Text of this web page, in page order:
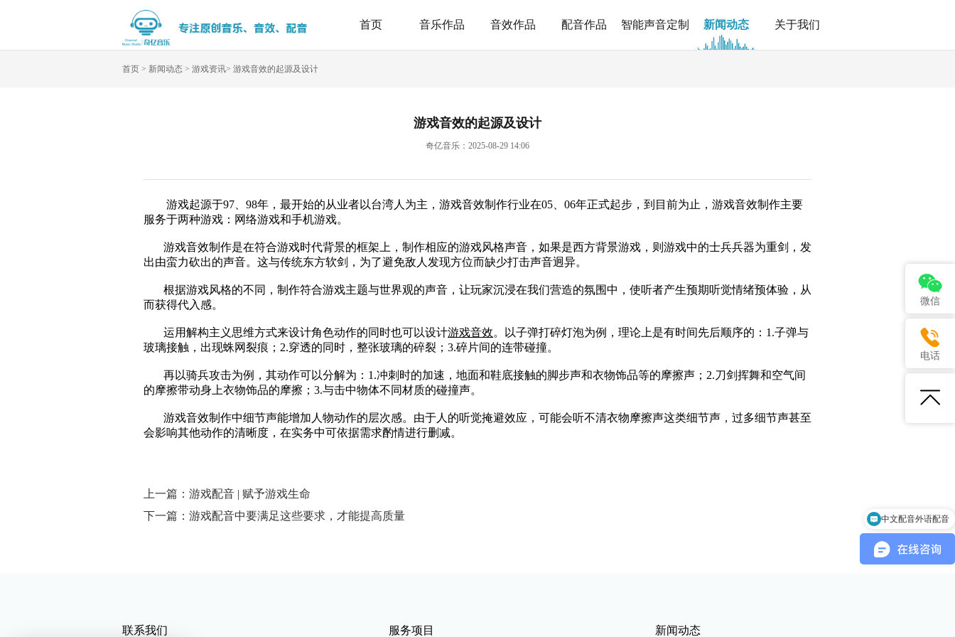
首页 音乐作品 音效作品 配音作品 智能声音定制 新闻动态 关于我们
首页 > 新闻动态 > 游戏资讯> 游戏音效的起源及设计
游戏音效的起源及设计
奇亿音乐：2025-08-29 14:06
游戏起源于97、98年，最开始的从业者以台湾人为主，游戏音效制作行业在05、06年正式起步，到目前为止，游戏音效制作主要
服务于两种游戏：网络游戏和手机游戏。
游戏音效制作是在符合游戏时代背景的框架上，制作相应的游戏风格声音，如果是西方背景游戏，则游戏中的士兵兵器为重剑，发
出由蛮力砍出的声音。这与传统东方软剑，为了避免敌人发现方位而缺少打击声音迥异。
根据游戏风格的不同，制作符合游戏主题与世界观的声音，让玩家沉浸在我们营造的氛围中，使听者产生预期听觉情绪预体验，从
而获得代入感。
运用解构主义思维方式来设计角色动作的同时也可以设计游戏音效。以子弹打碎灯泡为例，理论上是有时间先后顺序的：1.子弹与
玻璃接触，出现蛛网裂痕；2.穿透的同时，整张玻璃的碎裂；3.碎片间的连带碰撞。
再以骑兵攻击为例，其动作可以分解为：1.冲刺时的加速，地面和鞋底接触的脚步声和衣物饰品等的摩擦声；2.刀剑挥舞和空气间
的摩擦带动身上衣物饰品的摩擦；3.与击中物体不同材质的碰撞声。
游戏音效制作中细节声能增加人物动作的层次感。由于人的听觉掩避效应，可能会听不清衣物摩擦声这类细节声，过多细节声甚至
会影响其他动作的清晰度，在实务中可依据需求酌情进行删减。
上一篇：游戏配音 | 赋予游戏生命
下一篇：游戏配音中要满足这些要求，才能提高质量
联系我们 服务项目 新闻动态
微信
电话
中文配音外语配音